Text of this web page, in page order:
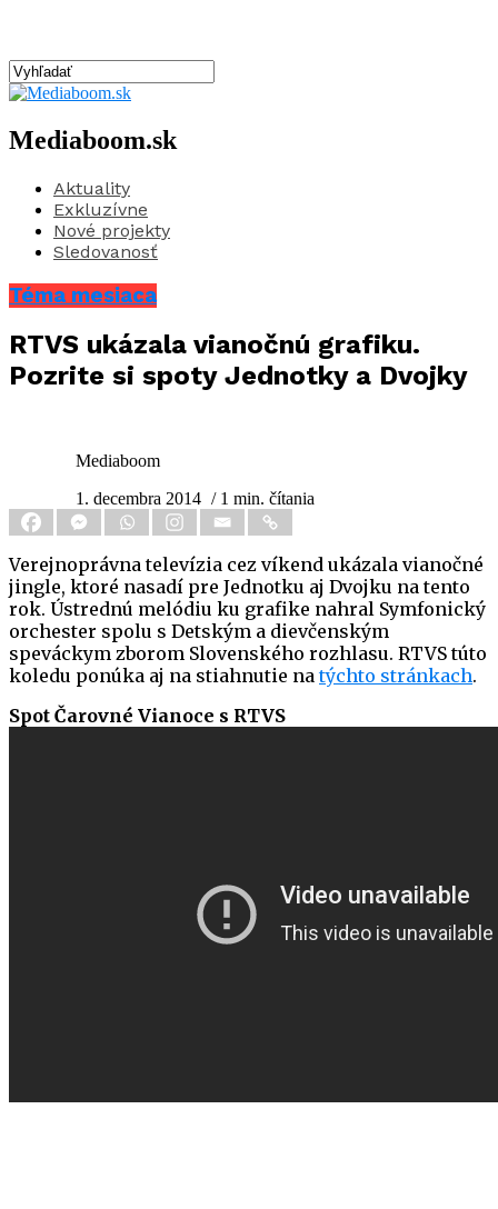
Mediaboom.sk
Aktuality
Exkluzívne
Nové projekty
Sledovanosť
Téma mesiaca
RTVS ukázala vianočnú grafiku.
Pozrite si spoty Jednotky a Dvojky
Mediaboom
1. decembra 2014 / 1 min. čítania
Verejnoprávna televízia cez víkend ukázala vianočné
jingle, ktoré nasadí pre Jednotku aj Dvojku na tento
rok. Ústrednú melódiu ku grafike nahral Symfonický
orchester spolu s Detským a dievčenským
speváckym zborom Slovenského rozhlasu. RTVS túto
koledu ponúka aj na stiahnutie natýchto stránkach.
Spot Čarovné Vianoce s RTVS